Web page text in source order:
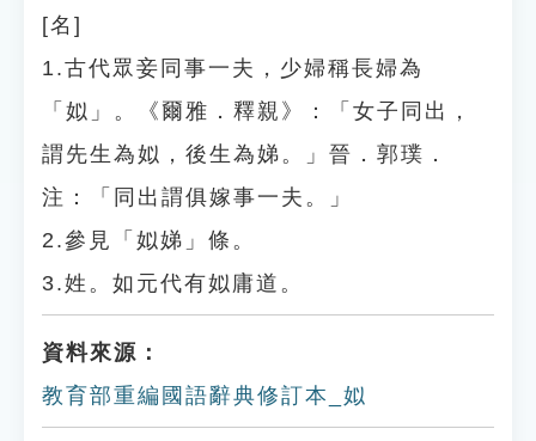
[名]
1.古代眾妾同事一夫，少婦稱長婦為
「姒」。《爾雅．釋親》：「女子同出，
謂先生為姒，後生為娣。」晉．郭璞．
注：「同出謂俱嫁事一夫。」
2.參見「姒娣」條。
3.姓。如元代有姒庸道。
資料來源：
教育部重編國語辭典修訂本_姒